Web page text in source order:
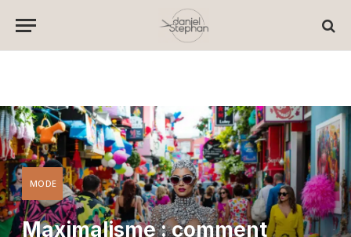
MODE
Maximalisme : comment